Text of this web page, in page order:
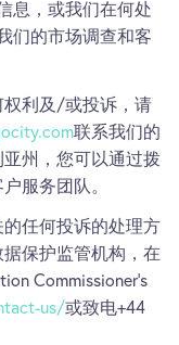
息，或我们在何处
们的市场调查和客
权利及/或投诉，请
联系我们的
州，您可以通过拨
服务团队。
任何投诉的处理方
保护监管机构，在
Commissioner’s
us/或致电+44